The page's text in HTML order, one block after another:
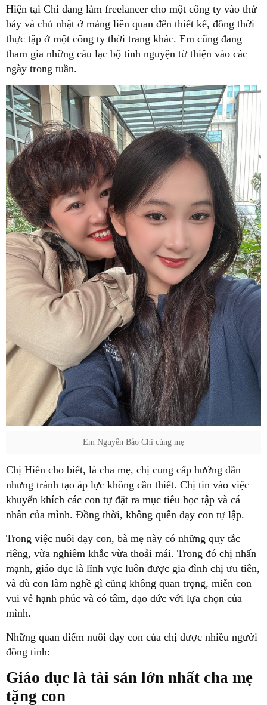
Hiện tại Chi đang làm freelancer cho một công ty vào thứ
bảy và chủ nhật ở mảng liên quan đến thiết kế, đồng thời
thực tập ở một công ty thời trang khác. Em cũng đang
tham gia những câu lạc bộ tình nguyện từ thiện vào các
ngày trong tuần.
Em Nguyễn Bảo Chi cùng mẹ
Chị Hiền cho biết, là cha mẹ, chị cung cấp hướng dẫn
nhưng tránh tạo áp lực không cần thiết. Chị tin vào việc
khuyến khích các con tự đặt ra mục tiêu học tập và cá
nhân của mình. Đồng thời, không quên dạy con tự lập.
Trong việc nuôi dạy con, bà mẹ này có những quy tắc
riêng, vừa nghiêm khắc vừa thoải mái. Trong đó chị nhấn
mạnh, giáo dục là lĩnh vực luôn được gia đình chị ưu tiên,
và dù con làm nghề gì cũng không quan trọng, miễn con
vui vẻ hạnh phúc và có tâm, đạo đức với lựa chọn của
mình.
Những quan điểm nuôi dạy con của chị được nhiều người
đồng tình:
Giáo dục là tài sản lớn nhất cha mẹ
tặng con